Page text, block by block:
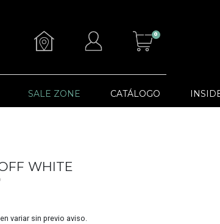
0
SALE ZONE CATÁLOGO
WHITE
variar sin previo aviso.